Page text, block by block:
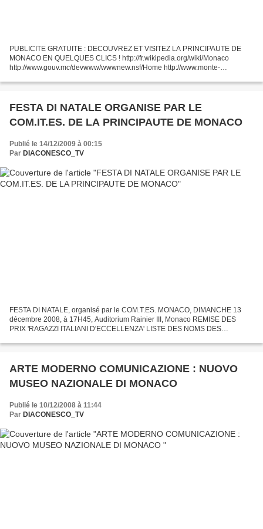
PUBLICITE GRATUITE : DECOUVREZ ET VISITEZ LA PRINCIPAUTE DE
MONACO EN QUELQUES CLICS ! http://fr.wikipedia.org/wiki/Monaco
http://www.gouv.mc/devwww/wwwnew.nsf/Home http://www.monte-
http://www.tlfq.ulaval.ca/axl/europe/monaco.htm...
FESTA DI NATALE ORGANISE PAR LE
COM.IT.ES. DE LA PRINCIPAUTE DE MONACO
Publié le 14/12/2009 à 00:15
Par DIACONESCO_TV
FESTA DI NATALE, organisé par le COM.T.ES. MONACO, DIMANCHE 13
décembre 2008, à 17H45, Auditorium Rainier III, Monaco REMISE DES
PRIX 'RAGAZZI ITALIANI D'ECCELLENZA' LISTE DES NOMS DES
ARTE MODERNO COMUNICAZIONE : NUOVO
MUSEO NAZIONALE DI MONACO
Publié le 10/12/2008 à 11:44
Par DIACONESCO_TV